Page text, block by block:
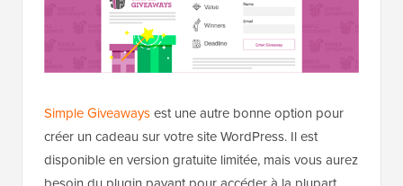
Simple Giveawaysest une autre bonne option pour
créer un cadeau sur votre site WordPress. Il est
disponible en version gratuite limitée, mais vous aurez